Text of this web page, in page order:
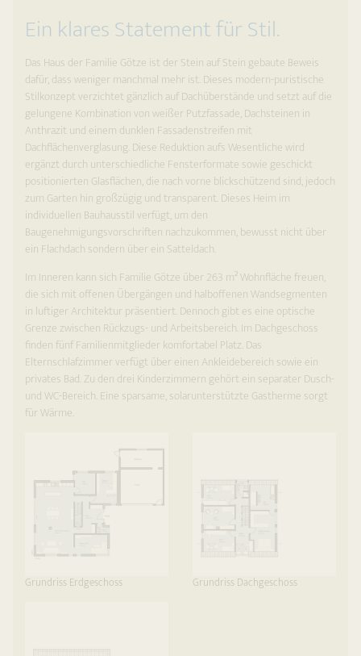
Ein klares Statement für Stil.
Das Haus der Familie Götze ist der Stein auf Stein gebaute Beweis
dafür, dass weniger manchmal mehr ist. Dieses modern-puristische
Stilkonzept verzichtet gänzlich auf Dachüberstände und setzt auf die
gelungene Kombination von weißer Putzfassade, Dachsteinen in
Anthrazit und einem dunklen Fassadenstreifen mit
Dachflächenverglasung. Diese Reduktion aufs Wesentliche wird
ergänzt durch unterschiedliche Fensterformate sowie geschickt
positionierten Glasflächen, die nach vorne blickschützend sind, jedoch
zum Garten hin großzügig und transparent. Dieses Heim im
individuellen Bauhausstil verfügt, um den
Baugenehmigungsvorschriften nachzukommen, bewusst nicht über
ein Flachdach sondern über ein Satteldach.
Im Inneren kann sich Familie Götze über 263 m² Wohnfläche freuen,
die sich mit offenen Übergängen und halboffenen Wandsegmenten
in luftiger Architektur präsentiert. Dennoch gibt es eine optische
Grenze zwischen Rückzugs- und Arbeitsbereich. Im Dachgeschoss
finden fünf Familienmitglieder komfortabel Platz. Das
Elternschlafzimmer verfügt über einen Ankleidebereich sowie ein
privates Bad. Zu den drei Kinderzimmern gehört ein separater Dusch-
und WC-Bereich. Eine sparsame, solarunterstützte Gastherme sorgt
für Wärme.
Grundriss Erdgeschoss Grundriss Dachgeschoss